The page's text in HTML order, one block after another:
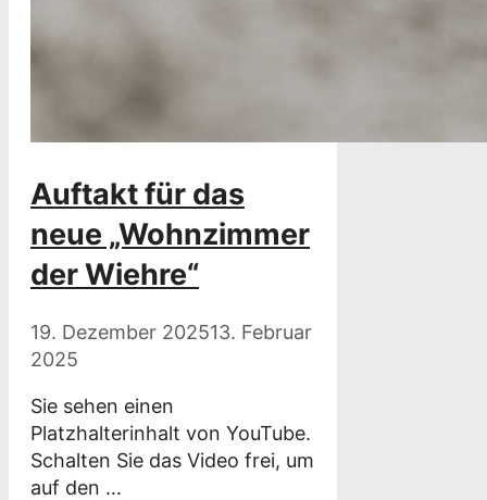
Auftakt für das
neue „Wohnzimmer
der Wiehre“
19. Dezember 202513. Februar
2025
Sie sehen einen
Platzhalterinhalt von YouTube.
Schalten Sie das Video frei, um
auf den …